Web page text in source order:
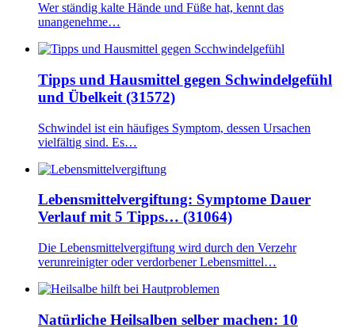
Wer ständig kalte Hände und Füße hat, kennt das
unangenehme…
Tipps und Hausmittel gegen Schwindelgefühl
und Übelkeit (31572)
Schwindel ist ein häufiges Symptom, dessen Ursachen
vielfältig sind. Es…
Lebensmittelvergiftung: Symptome Dauer
Verlauf mit 5 Tipps… (31064)
Die Lebensmittelvergiftung wird durch den Verzehr
verunreinigter oder verdorbener Lebensmittel…
Natürliche Heilsalben selber machen: 10